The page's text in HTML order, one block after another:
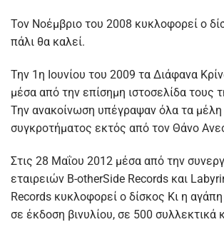
Τον Νοέμβριο του 2008 κυκλοφορεί ο
πάλι θα καλεί.
Την 1η Ιουνίου του 2009 τα Διάφανα
μέσα από την επίσημη ιστοσελίδα τους
Την ανακοίνωση υπέγραψαν όλα τα μέλη
συγκροτήματος εκτός από τον Θάνο
Στις 28 Μαΐου 2012 μέσα από την
εταιρειών B-otherSide Records και
Records κυκλοφορεί ο δίσκος Κι η
σε έκδοση βινυλίου, σε 500 συλλεκτικά